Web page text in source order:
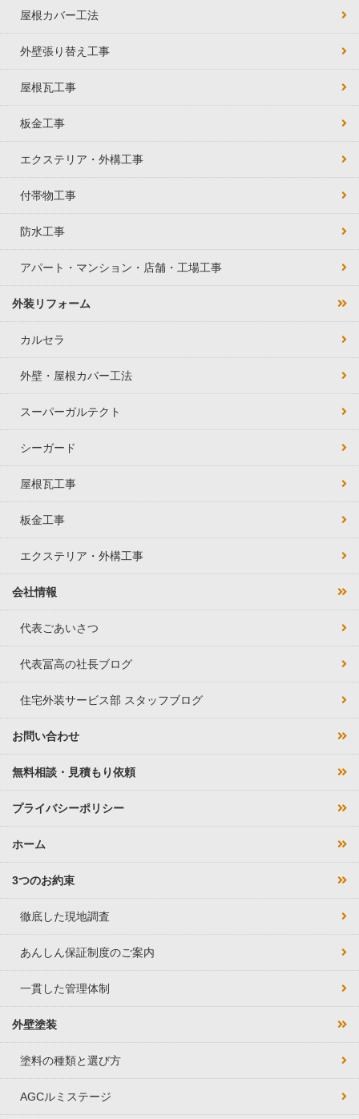
ホーム
3つのお約束
徹底した現地調査
あんしん保証制度のご案内
一貫した管理体制
外壁塗装
塗料の種類と選び方
AGCルミステージ
外装リフォーム
カルセラ
外壁・屋根カバー工法
スーパーガルテクト
シーガード
屋根瓦工事
板金工事
エクステリア・外構工事
会社情報
代表ごあいさつ
代表冨高の社長ブログ
住宅外装サービス部 スタッフブログ
お問い合わせ
無料相談・見積もり依頼
プライバシーポリシー
屋根カバー工法
外壁張り替え工事
屋根瓦工事
板金工事
エクステリア・外構工事
付帯物工事
防水工事
アパート・マンション・店舗・工場工事